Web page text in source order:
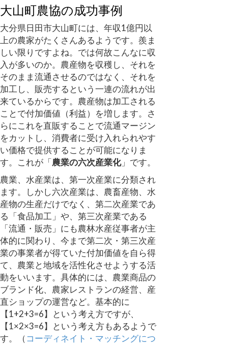
大山町農協の成功事例
大分県日田市大山町には、年収1億円以
上の農家がたくさんあるようです。羨ま
しい限りですよね。では何故こんなに収
入が多いのか。農産物を収穫し、それを
そのまま流通させるのではなく、それを
加工し、販売するという一連の流れが出
来ているからです。農産物は加工される
ことで付加価値（利益）を増します。さ
らにこれを直販することで流通マージン
をカットし、消費者に受け入れられやす
い価格で提供することが可能になりま
す。これが「農業の六次産業化」です。
農業、水産業は、第一次産業に分類され
ます。しかし六次産業は、農畜産物、水
産物の生産だけでなく、第二次産業であ
る「食品加工」や、第三次産業である
「流通・販売」にも農林水産従事者が主
体的に関わり、今まで第二次・第三次産
業の事業者が得ていた付加価値を自ら得
て、農業と地域を活性化させようする活
動をいいます。具体的には、農業商品の
ブランド化、農家レストランの経営、産
直ショップの運営など。基本的に
【1+2+3=6】という考え方ですが、
【1×2×3=6】という考え方もあるようで
す。（コーディネイト・マッチングにつ